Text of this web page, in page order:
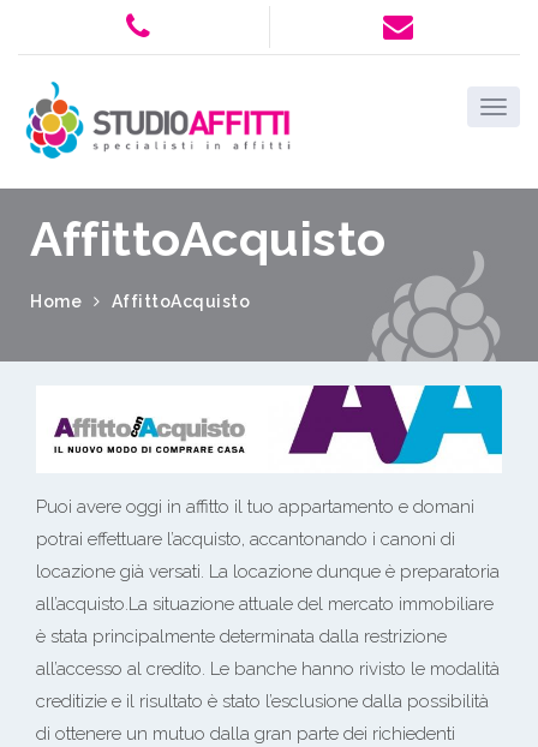
AffittoAcquisto
Home AffittoAcquisto
Puoi avere oggi in affitto il tuo appartamento e domani
potrai effettuare l’acquisto, accantonando i canoni di
locazione già versati. La locazione dunque è preparatoria
all’acquisto.La situazione attuale del mercato immobiliare
è stata principalmente determinata dalla restrizione
all’accesso al credito. Le banche hanno rivisto le modalità
creditizie e il risultato è stato l’esclusione dalla possibilità
di ottenere un mutuo dalla gran parte dei richiedenti